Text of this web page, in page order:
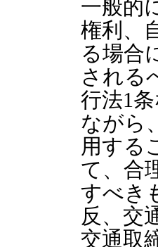
一般的
権利、
る場合
される
行法1
ながら
用する
て、合
すべき
反、交
交通取